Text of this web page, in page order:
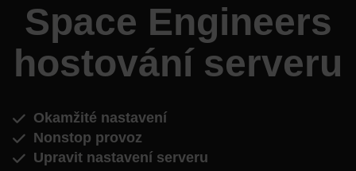
Space Engineers
hostování serveru
Okamžité nastavení
Nonstop provoz
Upravit nastavení serveru